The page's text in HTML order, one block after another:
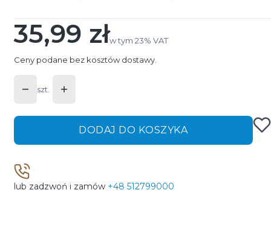
Cena
35,99 złw tym 23% VAT
w tym 23% VAT
Ceny podane bez kosztów dostawy.
szt.
DODAJ DO KOSZYKA
lub zadzwoń i zamów +48 512799000